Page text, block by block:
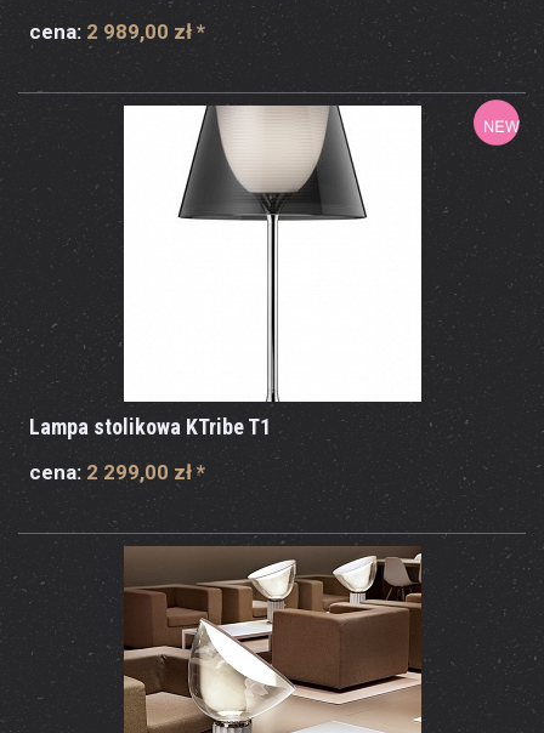
cena: 2 989,00 zł*
Lampa stolikowa KTribe T1
cena: 2 299,00 zł*